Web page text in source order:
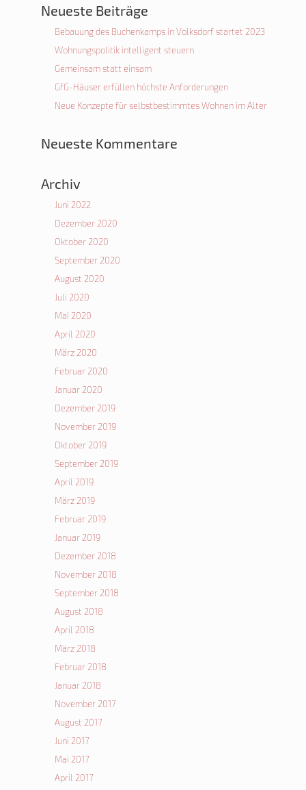
Neueste Beiträge
Bebauung des Buchenkamps in Volksdorf startet 2023
Wohnungspolitik intelligent steuern
Gemeinsam statt einsam
GfG-Häuser erfüllen höchste Anforderungen
Neue Konzepte für selbstbestimmtes Wohnen im Alter
Neueste Kommentare
Archiv
Juni 2022
Dezember 2020
Oktober 2020
September 2020
August 2020
Juli 2020
Mai 2020
April 2020
März 2020
Februar 2020
Januar 2020
Dezember 2019
November 2019
Oktober 2019
September 2019
April 2019
März 2019
Februar 2019
Januar 2019
Dezember 2018
November 2018
September 2018
August 2018
April 2018
März 2018
Februar 2018
Januar 2018
November 2017
August 2017
Juni 2017
Mai 2017
April 2017